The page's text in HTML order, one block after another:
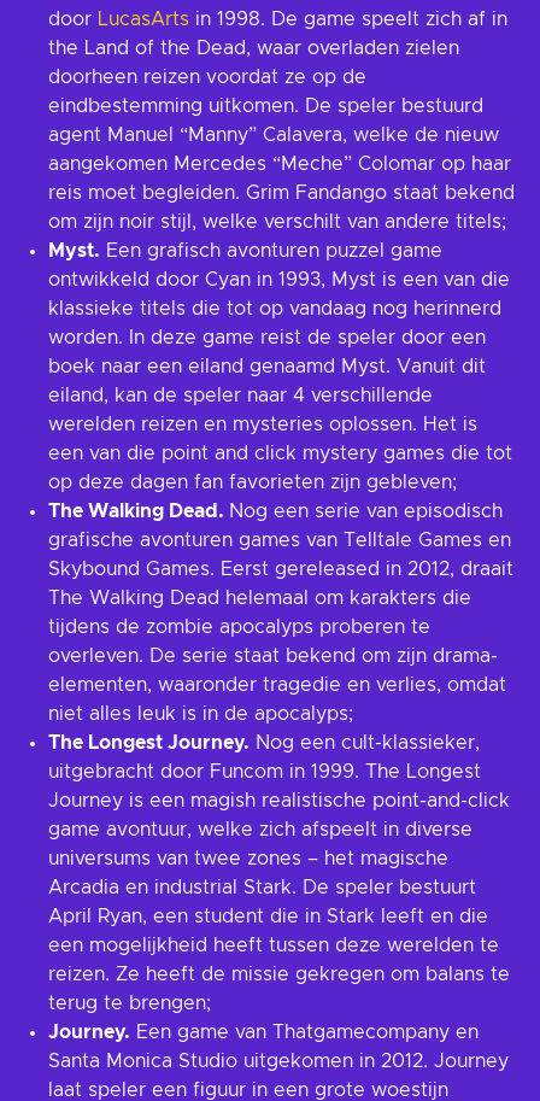
door LucasArts in 1998. De game speelt zich af in
the Land of the Dead, waar overladen zielen
doorheen reizen voordat ze op de
eindbestemming uitkomen. De speler bestuurd
agent Manuel “Manny” Calavera, welke de nieuw
aangekomen Mercedes “Meche” Colomar op haar
reis moet begleiden. Grim Fandango staat bekend
om zijn noir stijl, welke verschilt van andere titels;
Myst. Een grafisch avonturen puzzel game
ontwikkeld door Cyan in 1993, Myst is een van die
klassieke titels die tot op vandaag nog herinnerd
worden. In deze game reist de speler door een
boek naar een eiland genaamd Myst. Vanuit dit
eiland, kan de speler naar 4 verschillende
werelden reizen en mysteries oplossen. Het is
een van die point and click mystery games die tot
op deze dagen fan favorieten zijn gebleven;
The Walking Dead. Nog een serie van episodisch
grafische avonturen games van Telltale Games en
Skybound Games. Eerst gereleased in 2012, draait
The Walking Dead helemaal om karakters die
tijdens de zombie apocalyps proberen te
overleven. De serie staat bekend om zijn drama-
elementen, waaronder tragedie en verlies, omdat
niet alles leuk is in de apocalyps;
The Longest Journey. Nog een cult-klassieker,
uitgebracht door Funcom in 1999. The Longest
Journey is een magish realistische point-and-click
game avontuur, welke zich afspeelt in diverse
universums van twee zones – het magische
Arcadia en industrial Stark. De speler bestuurt
April Ryan, een student die in Stark leeft en die
een mogelijkheid heeft tussen deze werelden te
reizen. Ze heeft de missie gekregen om balans te
terug te brengen;
Journey. Een game van Thatgamecompany en
Santa Monica Studio uitgekomen in 2012. Journey
laat speler een figuur in een grote woestijn